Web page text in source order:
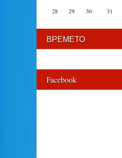
28
29 30 31
ВРЕМЕТО
Facebook